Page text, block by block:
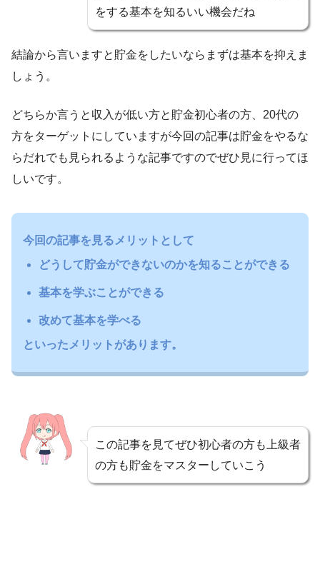
をする基本を知るいい機会だね
結論から言いますと貯金をしたいならまずは基本を抑えま
しょう。
どちらか言うと収入が低い方と貯金初心者の方、20代の
方をターゲットにしていますが今回の記事は貯金をやるな
らだれでも見られるような記事ですのでぜひ見に行ってほ
しいです。
今回の記事を見るメリットとして
どうして貯金ができないのかを知ることができる
基本を学ぶことができる
改めて基本を学べる
といったメリットがあります。
この記事を見てぜひ初心者の方も上級者
の方も貯金をマスターしていこう